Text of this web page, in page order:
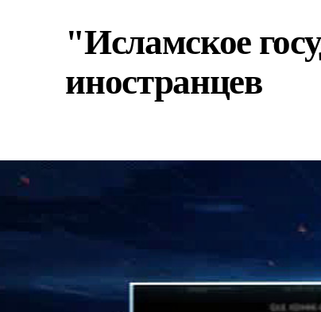
"Исламское
иностранцев